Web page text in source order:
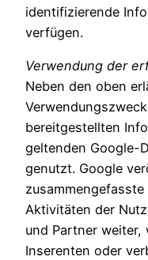
identifizierende
verfügen.
Verwendung der
Neben den oben
bereitgestellten
geltenden Google-
genutzt. Google
Aktivitäten der
und Partner weiter,
Inserenten oder